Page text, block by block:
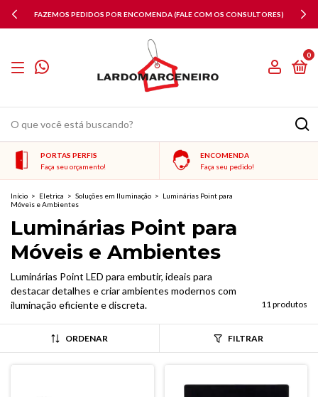
FAZEMOS PEDIDOS POR ENCOMENDA (FALE COM OS CONSULTORES)
0
PORTAS PERFIS
Faça seu orçamento!
ENCOMENDA
Faça seu pedido!
Início > Eletrica > Soluções em Iluminação > Luminárias Point para
Móveis e Ambientes
Luminárias Point para
Móveis e Ambientes
Luminárias Point LED para embutir, ideais para
destacar detalhes e criar ambientes modernos com
iluminação eficiente e discreta.
11 produtos
ORDENAR FILTRAR